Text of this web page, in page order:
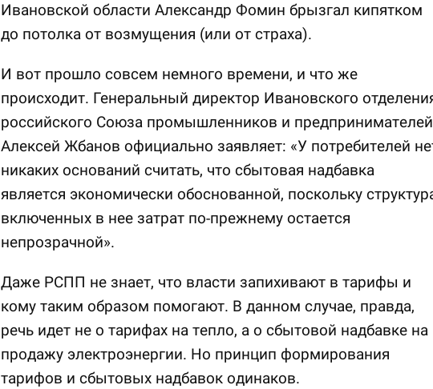
Ивановской области Александр Фомин брызгал кипятком
до потолка от возмущения (или от страха).
И вот прошло совсем немного времени, и что же
происходит. Генеральный директор Ивановского
российского Союза промышленников и предпринимателей
Алексей Жбанов официально заявляет: «У потребителей
никаких оснований считать, что сбытовая надбавка
является экономически обоснованной, поскольку
включенных в нее затрат по-прежнему остается
непрозрачной».
Даже РСПП не знает, что власти запихивают в тарифы и
кому таким образом помогают. В данном случае, правда,
речь идет не о тарифах на тепло, а о сбытовой надбавке на
продажу электроэнергии. Но принцип формирования
тарифов и сбытовых надбавок одинаков.